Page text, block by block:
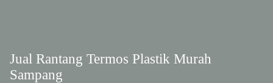
Jual Rantang Termos Plastik Murah
Sampang